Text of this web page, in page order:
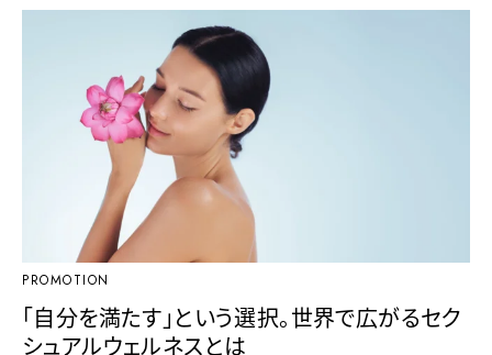
PROMOTION
「自分を満たす」という選択。世界で広がるセク
シュアルウェルネスとは